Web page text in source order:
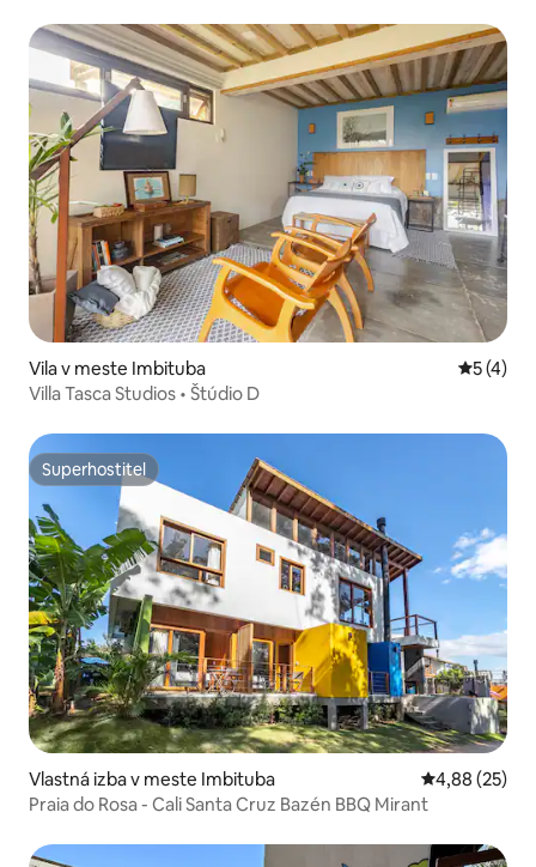
Vila v meste Imbituba
5 (4)
Villa Tasca Studios • Štúdio D
Superhostiteľ
Superhostiteľ
Vlastná izba v meste Imbituba Priemerné
4,88 (25)
Praia do Rosa - Cali Santa Cruz Bazén BBQ Mirant